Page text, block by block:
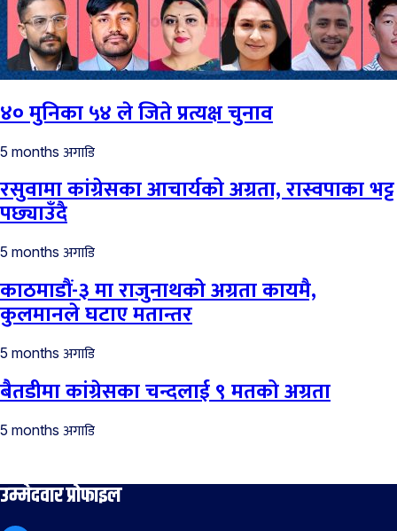
४० मुनिका ५४ ले जिते प्रत्यक्ष चुनाव
5 months अगाडि
रसुवामा कांग्रेसका आचार्यको अग्रता, रास्वपाका भट्ट
पछ्याउँदै
5 months अगाडि
काठमाडौं-३ मा राजुनाथको अग्रता कायमै,
कुलमानले घटाए मतान्तर
5 months अगाडि
बैतडीमा कांग्रेसका चन्दलाई ९ मतको अग्रता
5 months अगाडि
उम्मेदवार प्रोफाइल